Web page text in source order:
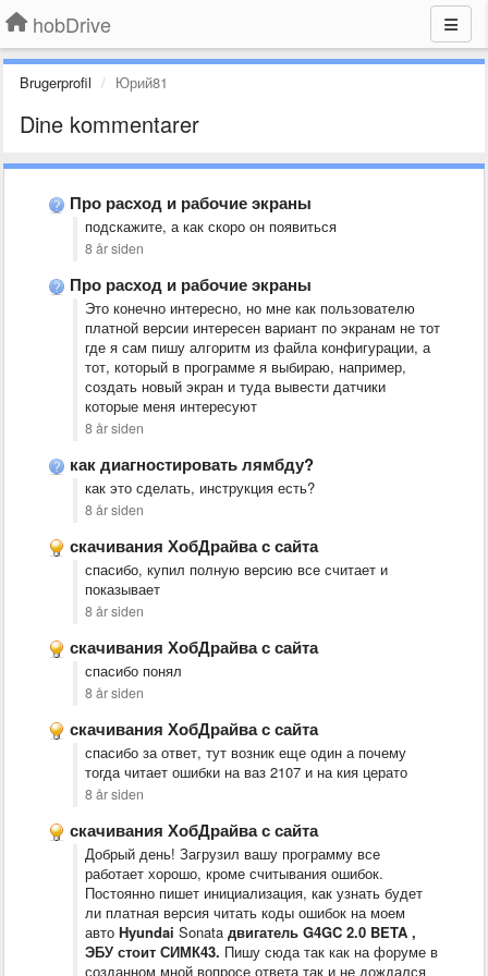
hobDrive
Brugerprofil Юрий81
Dine kommentarer
Про расход и рабочие экраны
подскажите, а как скоро он появиться
8 år siden
Про расход и рабочие экраны
Это конечно интересно, но мне как пользователю
платной версии интересен вариант по экранам не тот
где я сам пишу алгоритм из файла конфигурации, а
тот, который в программе я выбираю, например,
создать новый экран и туда вывести датчики
которые меня интересуют
8 år siden
как диагностировать лямбду?
как это сделать, инструкция есть?
8 år siden
скачивания ХобДрайва с сайта
спасибо, купил полную версию все считает и
показывает
8 år siden
скачивания ХобДрайва с сайта
спасибо понял
8 år siden
скачивания ХобДрайва с сайта
спасибо за ответ, тут возник еще один а почему
тогда читает ошибки на ваз 2107 и на кия церато
8 år siden
скачивания ХобДрайва с сайта
Добрый день! Загрузил вашу программу все
работает хорошо, кроме считывания ошибок.
Постоянно пишет инициализация, как узнать будет
ли платная версия читать коды ошибок на моем
авто Hyundai Sonata двигатель G4GC 2.0 BETA ,
ЭБУ стоит СИМК43. Пишу сюда так как на форуме в
созданном мной вопросе ответа так и не дождался